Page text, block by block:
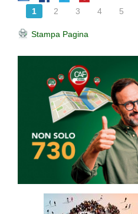
1 2 3 4 5
Stampa Pagina